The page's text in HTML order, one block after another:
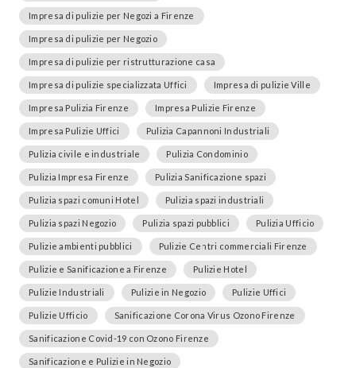
Impresa di pulizie per Negozi a Firenze
Impresa di pulizie per Negozio
Impresa di pulizie per ristrutturazione casa
Impresa di pulizie specializzata Uffici Impresa di pulizie Ville
Impresa Pulizia Firenze Impresa Pulizie Firenze
Impresa Pulizie Uffici Pulizia Capannoni Industriali
Pulizia civile e industriale Pulizia Condominio
Pulizia Impresa Firenze Pulizia Sanificazione spazi
Pulizia spazi comuni Hotel Pulizia spazi industriali
Pulizia spazi Negozio Pulizia spazi pubblici Pulizia Ufficio
Pulizie ambienti pubblici Pulizie Centri commerciali Firenze
Pulizie e Sanificazione a Firenze Pulizie Hotel
Pulizie Industriali Pulizie in Negozio Pulizie Uffici
Pulizie Ufficio Sanificazione Corona Virus Ozono Firenze
Sanificazione Covid-19 con Ozono Firenze
Sanificazione e Pulizie in Negozio